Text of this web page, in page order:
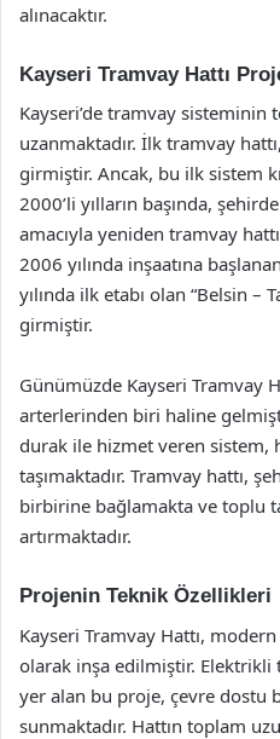
alınacaktır.
Kayseri Tramvay Hattı
Kayseri’de tramvay sisteminin
uzanmaktadır. İlk tramvay
girmiştir. Ancak, bu ilk sistem
2000’li yılların başında,
amacıyla yeniden tramvay
2006 yılında inşaatına
yılında ilk etabı olan “Belsin –
girmiştir.
Günümüzde Kayseri Tramvay
arterlerinden biri haline
durak ile hizmet veren sistem,
taşımaktadır. Tramvay hattı,
birbirine bağlamakta ve toplu
artırmaktadır.
Projenin Teknik Özellikleri
Kayseri Tramvay Hattı,
olarak inşa edilmiştir. Elektrikli
yer alan bu proje, çevre dostu
sunmaktadır. Hattın toplam